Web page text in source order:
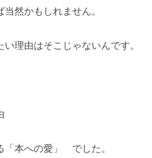
然かもしれません。
理由はそこじゃないんです。
「本への愛」 でした。